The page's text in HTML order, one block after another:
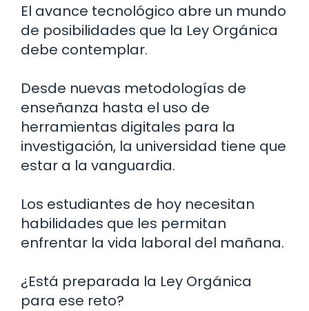
El avance tecnológico abre un mundo
de posibilidades que la Ley Orgánica
debe contemplar.
Desde nuevas metodologías de
enseñanza hasta el uso de
herramientas digitales para la
investigación, la universidad tiene que
estar a la vanguardia.
Los estudiantes de hoy necesitan
habilidades que les permitan
enfrentar la vida laboral del mañana.
¿Está preparada la Ley Orgánica
para ese reto?